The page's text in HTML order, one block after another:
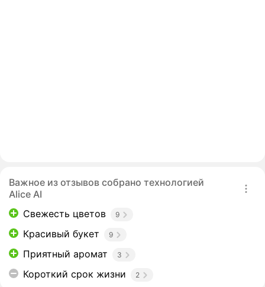
Важное из отзывов собрано технологией
Alice AI
Свежесть цветов
9
Красивый букет 9
Приятный аромат 3
Короткий срок жизни 2